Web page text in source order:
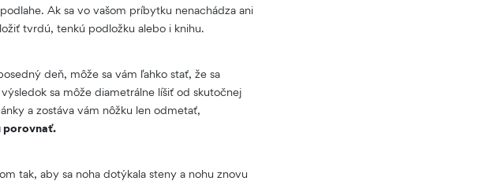
Ak sa vo vašom príbytku nenachádza ani
tvrdú, tenkú podložku alebo i knihu.
deň, môže sa vám ľahko stať, že sa
sa môže diametrálne líšiť od skutočnej
a zostáva vám nôžku len odmetať,
porovnať.
tak, aby sa noha dotýkala steny a nohu znovu